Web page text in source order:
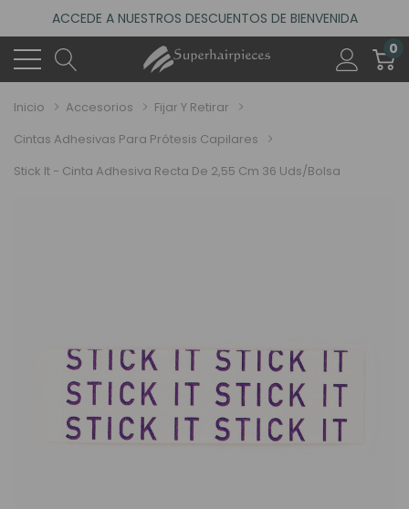
(485 reseñas)
VISITA NUESTRO NUEVO SALÓN EN MADRID
ACCEDE A NUESTROS DESCUENTOS DE BIENVENIDA
4.6 (485 reseñas)
0
Inicio Accesorios
Fijar Y Retirar
Cintas Adhesivas Para Prótesis Capilares
Stick It - Cinta Adhesiva Recta De 2,55 Cm 36 Uds/bolsa